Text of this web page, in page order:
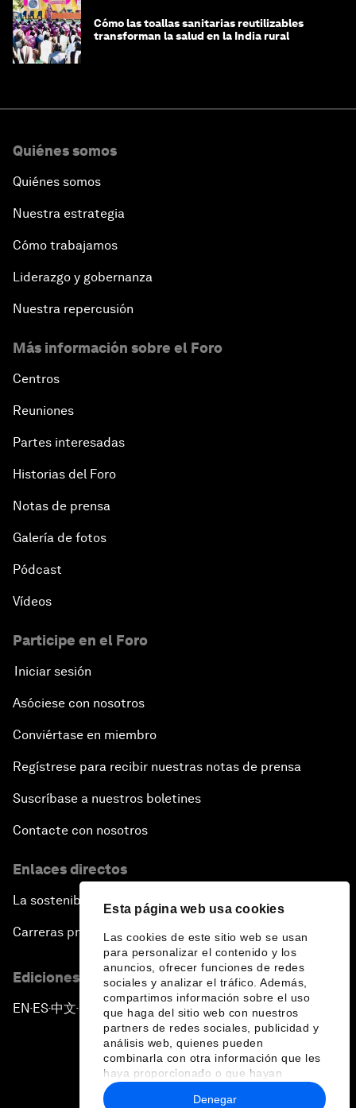
Esta página web usa cookies
Las cookies de este sitio web se usan
para personalizar el contenido y los
anuncios, ofrecer funciones de redes
sociales y analizar el tráfico. Además,
compartimos información sobre el uso
que haga del sitio web con nuestros
partners de redes sociales, publicidad y
análisis web, quienes pueden
combinarla con otra información que les
haya proporcionado o que hayan
recopilado a partir del uso que haya
hecho de sus servicios.
Denegar
Cómo las toallas sanitarias reutilizables
transforman la salud en la India rural
Quiénes somos
Quiénes somos
Nuestra estrategia
Cómo trabajamos
Liderazgo y gobernanza
Nuestra repercusión
Más información sobre el Foro
Centros
Reuniones
Partes interesadas
Historias del Foro
Notas de prensa
Galería de fotos
Pódcast
Vídeos
Participe en el Foro
Iniciar sesión
Asóciese con nosotros
Conviértase en miembro
Regístrese para recibir nuestras notas de prensa
Suscríbase a nuestros boletines
Contacte con nosotros
Enlaces directos
La sostenibilidad en el Foro
Carreras profesionales
Ediciones en otros idiomas
EN ▪ES▪中文▪ 日本語